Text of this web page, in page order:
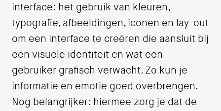
interface: het gebruik van kleuren,
typografie, afbeeldingen, iconen en lay-out
om een interface te creëren die aansluit bij
een visuele identiteit en wat een
gebruiker grafisch verwacht. Zo kun je
informatie en emotie goed overbrengen.
Nog belangrijker: hiermee zorg je dat de